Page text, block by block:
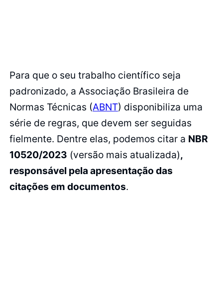
Para que o seu trabalho científico seja
padronizado, a Associação Brasileira de
Normas Técnicas (ABNT) disponibiliza uma
série de regras, que devem ser seguidas
fielmente. Dentre elas, podemos citar a NBR
10520/2023 (versão mais atualizada),
responsável pela apresentação das
citações em documentos.